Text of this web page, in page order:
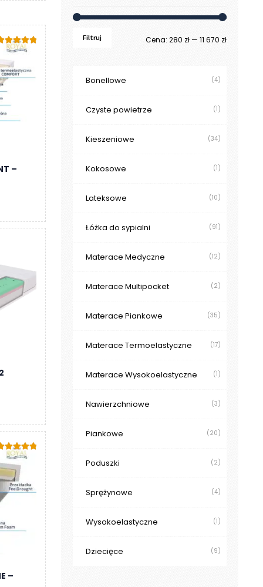
–
na 5
–
na 5
Cena
Cena
Filtruj Cena:280 zł—11 670 zł
Bonellowe (4)
Czyste powietrze (1)
Kieszeniowe (34)
Kokosowe (1)
Lateksowe (10)
Łóżka do sypialni (91)
Materace Medyczne (12)
Materace Multipocket (2)
Materace Piankowe (35)
Materace Termoelastyczne (17)
Materace Wysokoelastyczne (1)
Nawierzchniowe (3)
Piankowe (20)
Poduszki (2)
Sprężynowe (4)
Wysokoelastyczne (1)
Dziecięce (9)